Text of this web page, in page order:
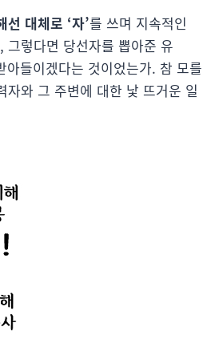
대체로 ‘자’를 쓰며 지속적인
그렇다면 당선자를 뽑아준 유
아들이겠다는 것이었는가. 참 모를
자와 그 주변에 대한 낯 뜨거운 일